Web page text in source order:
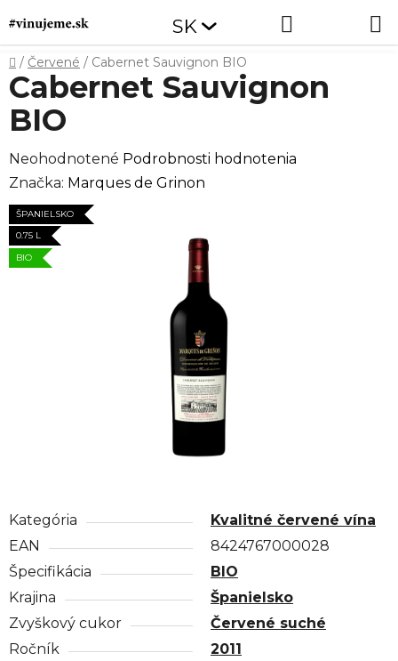
na
obsah
SK
Domov
/ Červené / Cabernet Sauvignon BIO
Kategória
Kvalitné červené vína
EAN
8424767000028
Špecifikácia
BIO
Krajina
Španielsko
Zvyškový cukor
Červené suché
Ročník
2011
Cabernet Sauvignon
BIO
Priemerné
hodnotenie
produktu
je
0,0
Neohodnotené Podrobnosti hodnotenia
Značka: Marques de Grinon
ŠPANIELSKO
0.75 L
BIO